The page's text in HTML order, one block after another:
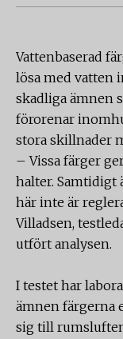
Vattenbaserad
lösa med vatten
skadliga ämnen
förorenar
stora skillnader
– Vissa färger
halter. Samtidigt
här inte är
Villadsen,
utfört analysen.
I testet har
ämnen färgerna
sig till